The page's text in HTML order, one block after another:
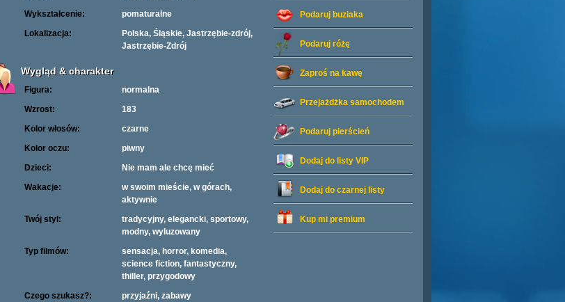
Podaruj buziaka
Podaruj różę
Zaproś na kawę
Przejażdżka samochodem
Podaruj pierścień
Dodaj do listy VIP
Dodaj do czarnej listy
Kup mi premium
Wykształcenie:
pomaturalne
Lokalizacja:
Polska, Śląskie, Jastrzębie-zdrój,
Jastrzębie-Zdrój
Wygląd & charakter
Figura:
normalna
Wzrost:
183
Kolor włosów:
czarne
Kolor oczu:
piwny
Dzieci:
Nie mam ale chcę mieć
Wakacje:
w swoim mieście, w górach,
aktywnie
Twój styl:
tradycyjny, elegancki, sportowy,
modny, wyluzowany
Typ filmów:
sensacja, horror, komedia,
science fiction, fantastyczny,
thiller, przygodowy
Czego szukasz?:
przyjaźni, zabawy